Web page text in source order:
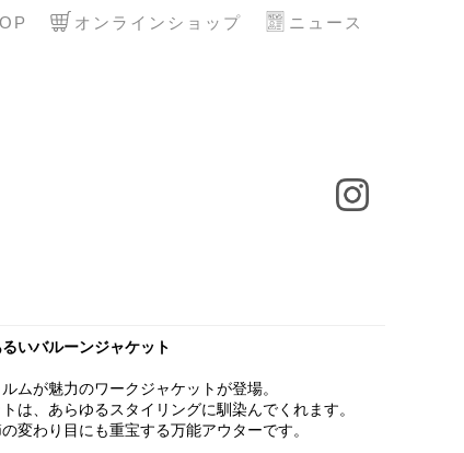
オンラインショップ ニュース
いバルーンジャケット
ムが魅力のワークジャケットが登場。
は、あらゆるスタイリングに馴染んでくれます。
変わり目にも重宝する万能アウターです。